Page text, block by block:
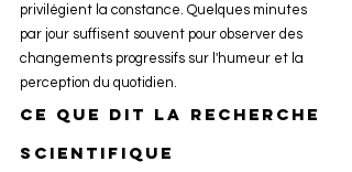
privilégient la constance. Quelques minutes
par jour suffisent souvent pour observer des
changements progressifs sur l'humeur et la
perception du quotidien.
Ce que dit la recherche
scientifique